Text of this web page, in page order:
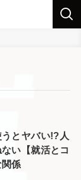
とヤバい!?人
い【就活とコ
係